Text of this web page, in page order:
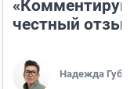
«Комментируй
честный отзыв
Надежда